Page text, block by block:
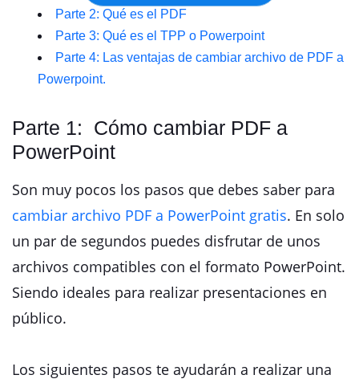
Parte 2: Qué es el PDF
Parte 3: Qué es el TPP o Powerpoint
Parte 4: Las ventajas de cambiar archivo de PDF a
Powerpoint.
Parte 1: Cómo cambiar PDF a
PowerPoint
Son muy pocos los pasos que debes saber para
cambiar archivo PDF a PowerPoint gratis. En solo
un par de segundos puedes disfrutar de unos
archivos compatibles con el formato PowerPoint.
Siendo ideales para realizar presentaciones en
público.
Los siguientes pasos te ayudarán a realizar una